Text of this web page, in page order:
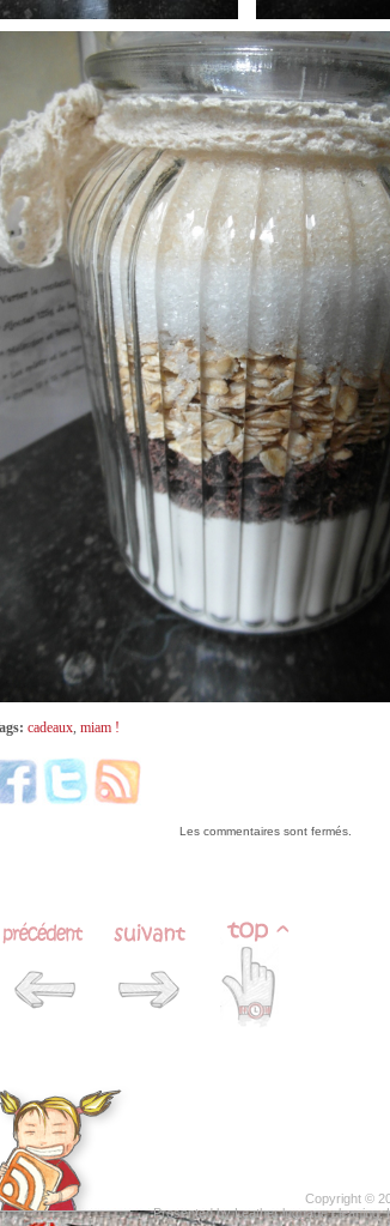
cadeaux, miam !
Les commentaires sont fermés.
Copyright ©
Presented byLeather luggage cleaning,